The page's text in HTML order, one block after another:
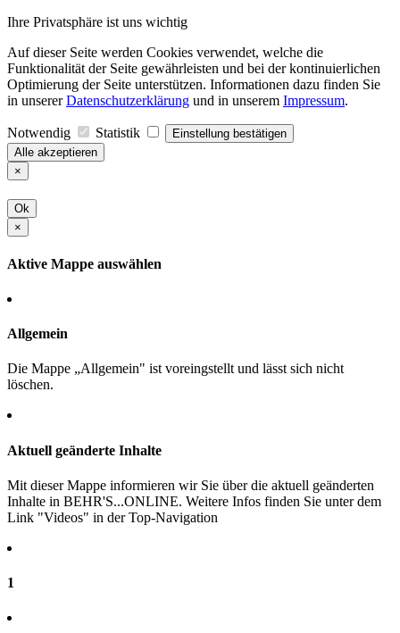
Ihre Privatsphäre ist uns wichtig
Auf dieser Seite werden Cookies verwendet, welche die
Funktionalität der Seite gewährleisten und bei der kontinuierlichen
Optimierung der Seite unterstützen. Informationen dazu finden Sie
in unsererDatenschutzerklärung und in unserem Impressum.
Notwendig Statistik
Einstellung bestätigen
Alle akzeptieren
×
Ok
×
Aktive Mappe auswählen
Allgemein
Die Mappe „Allgemein" ist voreingstellt und lässt sich nicht
löschen.
Aktuell geänderte Inhalte
Mit dieser Mappe informieren wir Sie über die aktuell geänderten
Inhalte in BEHR'S...ONLINE. Weitere Infos finden Sie unter dem
Link "Videos" in der Top-Navigation
1